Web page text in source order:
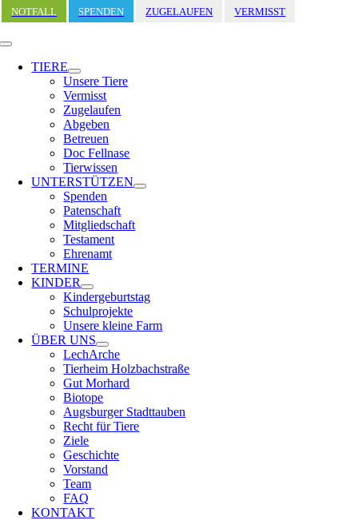
Zum
Inhalt
springen
NOTFALL SPENDEN ZUGELAUFEN VERMISST
Toggle
Navigation
TIERE
Unsere Tiere
Vermisst
Zugelaufen
Abgeben
Betreuen
Doc Fellnase
Tierwissen
UNTERSTÜTZEN
Spenden
Patenschaft
Mitgliedschaft
Testament
Ehrenamt
TERMINE
KINDER
Kindergeburtstag
Schulprojekte
Unsere kleine Farm
ÜBER UNS
LechArche
Tierheim Holzbachstraße
Gut Morhard
Biotope
Augsburger Stadttauben
Recht für Tiere
Ziele
Geschichte
Vorstand
Team
FAQ
KONTAKT